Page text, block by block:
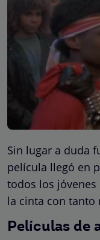
Sin lugar a duda
película llegó en
todos los jóvenes
la cinta con tanto
Películas de